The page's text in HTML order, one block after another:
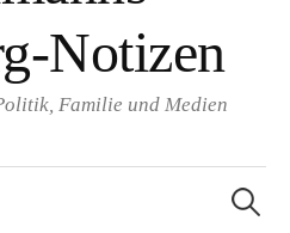
Notizen
Familie und Medien
nach: